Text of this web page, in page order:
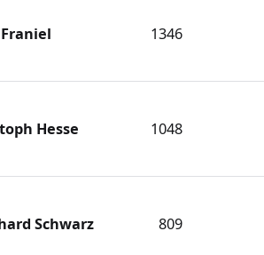
1346
Hesse 1048
Schwarz 809